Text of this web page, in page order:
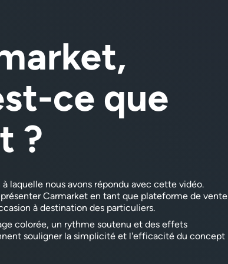
ce que
?
laquelle nous avons répondu avec cette vidéo.
Carmarket en tant que plateforme de vente
à destination des particuliers.
colorée, un rythme soutenu et des effets
souligner la simplicité et l'efficacité du concept